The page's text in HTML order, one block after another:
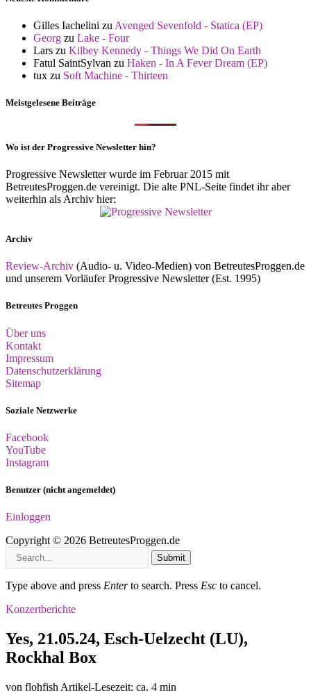
Gilles Iachelini zu Avenged Sevenfold - Statica (EP)
Georg zu Lake - Four
Lars zu Kilbey Kennedy - Things We Did On Earth
Fatul SaintSylvan zu Haken - In A Fever Dream (EP)
tux zu Soft Machine - Thirteen
Meistgelesene Beiträge
Wo ist der Progressive Newsletter hin?
Progressive Newsletter wurde im Februar 2015 mit
BetreutesProggen.de vereinigt. Die alte PNL-Seite findet ihr aber
weiterhin als Archiv hier:
Archiv
Review-Archiv (Audio- u. Video-Medien) von BetreutesProggen.de
und unserem Vorläufer Progressive Newsletter (Est. 1995)
Betreutes Proggen
Über uns
Kontakt
Impressum
Datenschutzerklärung
Sitemap
Soziale Netzwerke
Facebook
YouTube
Instagram
Benutzer (nicht angemeldet)
Einloggen
Copyright © 2026 BetreutesProggen.de
Submit
Type above and press Enterto search. Press Esc to cancel.
Konzertberichte
Yes, 21.05.24, Esch-Uelzecht (LU),
Rockhal Box
von flohfish Artikel-Lesezeit: ca. 4 min